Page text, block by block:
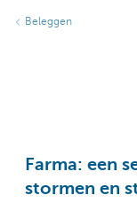
Beleggen
Farma: een
stormen en